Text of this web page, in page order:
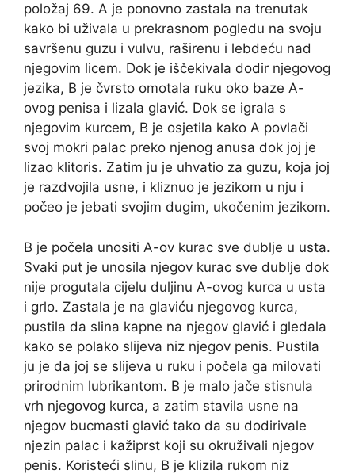
položaj 69. A je ponovno zastala na trenutak
kako bi uživala u prekrasnom pogledu na svoju
savršenu guzu i vulvu, raširenu i lebdeću nad
njegovim licem. Dok je iščekivala dodir njegovog
jezika, B je čvrsto omotala ruku oko baze A-
ovog penisa i lizala glavić. Dok se igrala s
njegovim kurcem, B je osjetila kako A povlači
svoj mokri palac preko njenog anusa dok joj je
lizao klitoris. Zatim ju je uhvatio za guzu, koja joj
je razdvojila usne, i kliznuo je jezikom u nju i
počeo je jebati svojim dugim, ukočenim jezikom.
B je počela unositi A-ov kurac sve dublje u usta.
Svaki put je unosila njegov kurac sve dublje dok
nije progutala cijelu duljinu A-ovog kurca u usta
i grlo. Zastala je na glaviću njegovog kurca,
pustila da slina kapne na njegov glavić i gledala
kako se polako slijeva niz njegov penis. Pustila
ju je da joj se slijeva u ruku i počela ga milovati
prirodnim lubrikantom. B je malo jače stisnula
vrh njegovog kurca, a zatim stavila usne na
njegov bucmasti glavić tako da su dodirivale
njezin palac i kažiprst koji su okruživali njegov
penis. Koristeći slinu, B je klizila rukom niz